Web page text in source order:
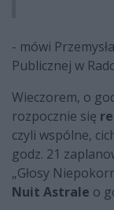
- mówi
Publicznej w
Wieczorem, o
rozpocznie się
czyli wspólne,
godz. 21
„Głosy
Nuit Astrale o